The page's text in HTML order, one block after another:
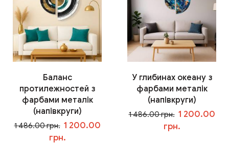
Баланс
протилежностей з
фарбами металік
(напівкруги)
1 486.00 грн. 1 200.00
грн.
У глибинах океану з
фарбами металік
(напівкруги)
1 486.00 грн. 1 200.00
грн.